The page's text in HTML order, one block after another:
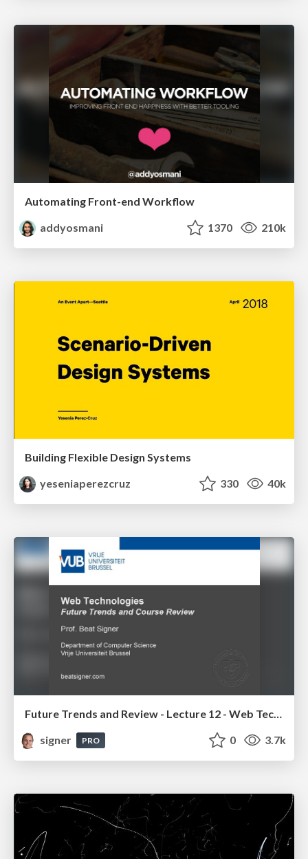
Automating Front-end Workflow
addyosmani
1370 210k
Building Flexible Design Systems
yeseniaperezcruz
330 40k
signer
PRO 0 3.7k